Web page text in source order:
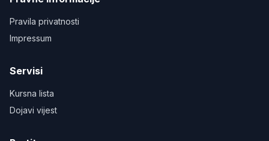
Pravila privatnosti
Impressum
Servisi
Kursna lista
Dojavi vijest